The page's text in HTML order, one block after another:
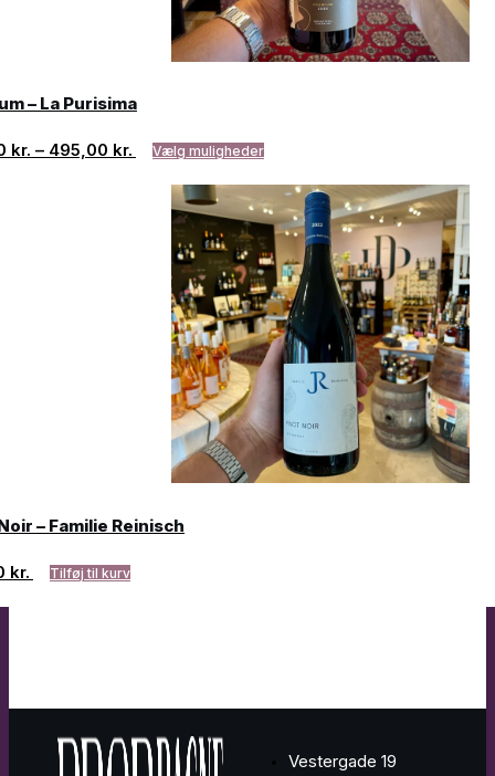
– La Purisima
kr. – 495,00 kr. Vælg muligheder
– Familie Reinisch
kr. Tilføj til kurv
Vestergade 19